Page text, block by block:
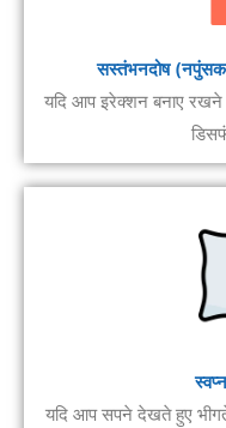
सस्तंभनदोष
यदि आप इरेक्शन बनाए रखने
यदि आप सपने देखते हुए